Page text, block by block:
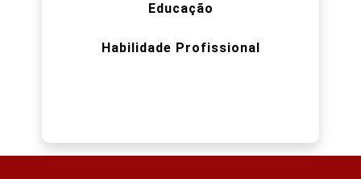
Educação
Habilidade Profissional